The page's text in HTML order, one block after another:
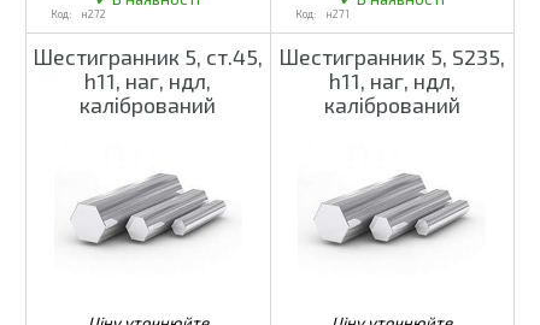
н272 н271
Шестигранник 5, ст.45,
h11, наг, ндл,
калібрований
Шестигранник 5, S235,
h11, наг, ндл,
калібрований